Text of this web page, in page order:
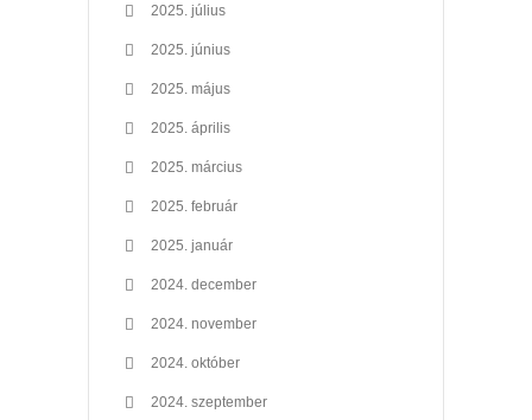
2025. július
2025. június
2025. május
2025. április
2025. március
2025. február
2025. január
2024. december
2024. november
2024. október
2024. szeptember